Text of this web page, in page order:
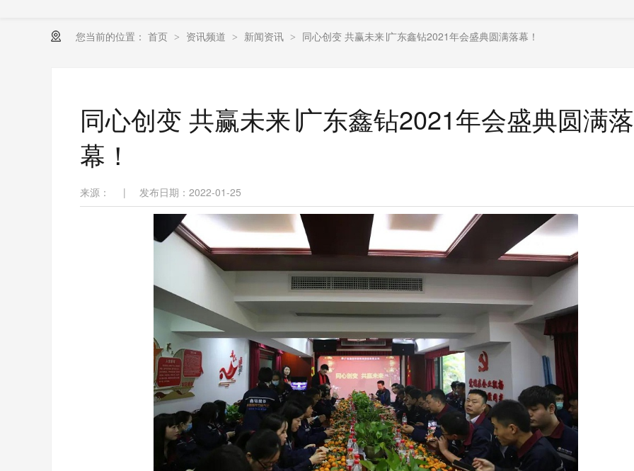
您当前的位置： 首页 > 资讯频道 > 新闻资讯 > 同心创变 共赢未来∣广东鑫钻2021年会盛典圆满落幕！
同心创变 共赢未来∣广东鑫钻2021年会盛典圆满落
幕！
来源： | 发布日期：2022-01-25